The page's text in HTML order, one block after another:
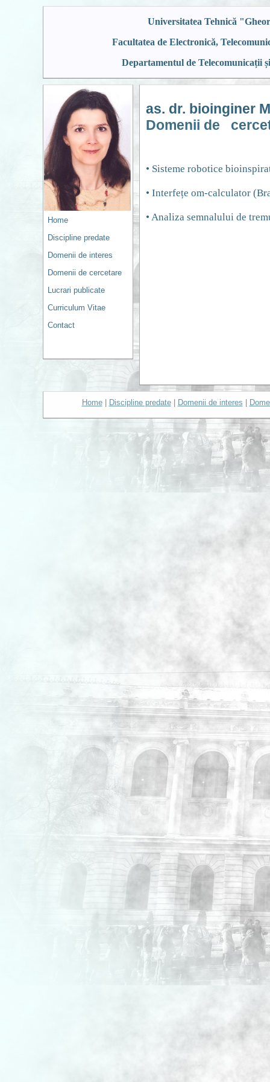
Universitatea Tehnică
Facultatea de Electronică,
Departamentul de Telecomunicații
Home
Discipline predate
Domenii de interes
Domenii de cercetare
Lucrari publicate
Curriculum Vitae
Contact
as. dr. bioinginer
Domenii de
• Sisteme robotice
• Interfețe om-calculator
• Analiza semnalului de
Home| Discipline predate| Domenii de interes